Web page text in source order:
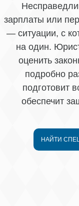
зарплаты или
— ситуации, с
на один.
оценить
подробно
подготовит
обеспечит
НАЙТИ